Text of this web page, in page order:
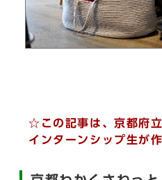
☆この記事は、京都府
インターンシップ生が